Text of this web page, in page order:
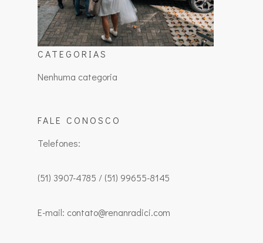
CATEGORIAS
Nenhuma categoria
FALE CONOSCO
Telefones:
(51) 3907-4785 / (51) 99655-8145
E-mail: contato@renanradici.com